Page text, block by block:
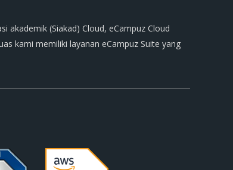
akademik (Siakad) Cloud, eCampuz Cloud
kami memiliki layanan eCampuz Suite yang